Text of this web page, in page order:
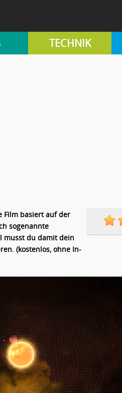
TECHNIK
Film basiert auf der
sogenannte
musst du damit dein
(kostenlos, ohne In-